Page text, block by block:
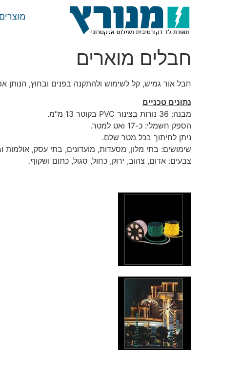
חבלים מוארים
חבל אור גמיש, קל לשימוש ולהתקנה בפנים ובחוץ, הנותן
נתונים טכניים
מבנה: 36 נורות בצינור PVC בקוטר 13 מ"מ.
הספק חשמלי: כ-17 ואט למטר.
ניתן לחיתוך בכל מטר שלם.
שימושים: בתי מלון, מסעדות, מועדונים, בתי עסק, אולמות
צבעים: אדום, צהוב, ירוק, כחול, סגול, כתום ושקוף.